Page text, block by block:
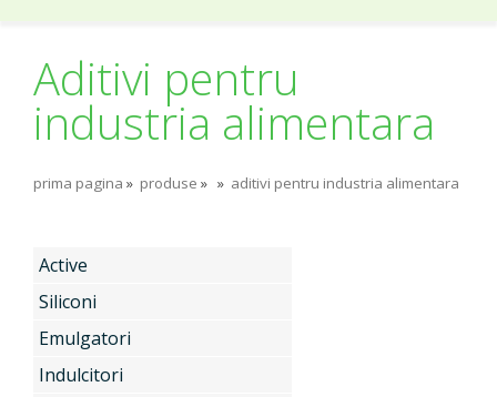
Prima Pagina
Aditivi pentru
industria alimentara
prima pagina » produse » » aditivi pentru industria alimentara
Active
Siliconi
Emulgatori
Indulcitori